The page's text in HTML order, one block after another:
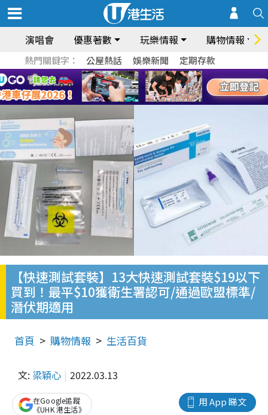
演唱會 優惠著數 玩樂情報 購物情報
熱門關鍵字： 公屋熱話 娛樂新聞 定期存款
【快速測試套裝】13大快速測試套裝$19以下
買到！最平$10獲衛生署認可/通過歐盟標準/
潛伏期適用
首頁 購物情報 生活百貨
文: 梁穎心 2022.03.13
用 App 睇文
在Google追蹤
《UHK 港生活》